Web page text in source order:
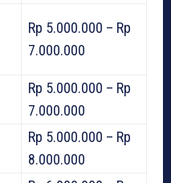
Rp 5.000.000 – Rp
7.000.000
Rp 5.000.000 – Rp
7.000.000
Rp 5.000.000 – Rp
8.000.000